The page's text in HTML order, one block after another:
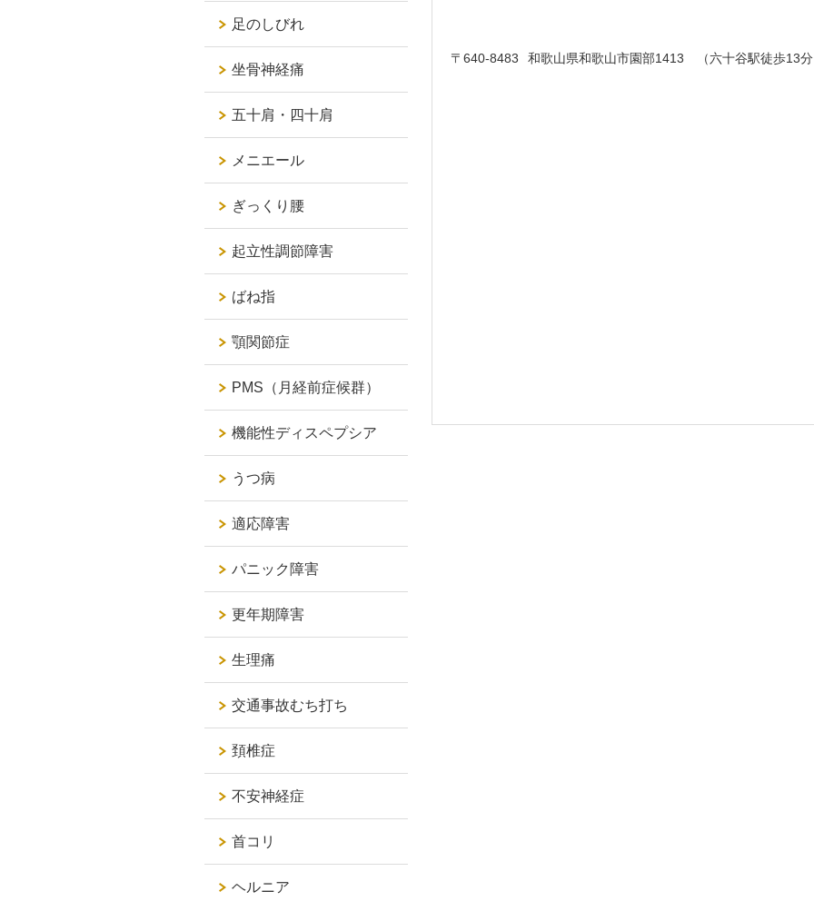
〒640-8483 和歌山県和歌山市園部1413 （六十谷駅徒歩13
足のしびれ
坐骨神経痛
五十肩・四十肩
メニエール
ぎっくり腰
起立性調節障害
ばね指
顎関節症
PMS（月経前症候群）
機能性ディスペプシア
うつ病
適応障害
パニック障害
更年期障害
生理痛
交通事故むち打ち
頚椎症
不安神経症
首コリ
ヘルニア